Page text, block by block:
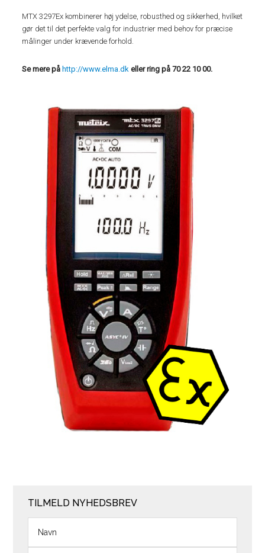
MTX 3297Ex kombinerer høj ydelse, robusthed og sikkerhed, hvilket
gør det til det perfekte valg for industrier med behov for præcise
målinger under krævende forhold.
Se mere påhttp://www.elma.dk eller ring på 70 22 10 00.
TILMELD NYHEDSBREV